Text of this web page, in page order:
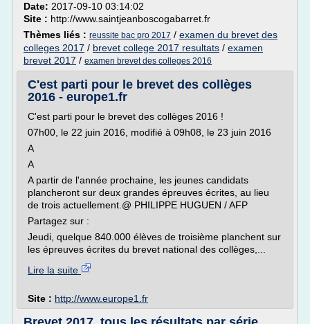
Date: 2017-09-10 03:14:02
Site : http://www.saintjeanboscogabarret.fr
Thèmes liés : reussite bac pro 2017 / examen du brevet des
colleges 2017 / brevet college 2017 resultats / examen
brevet 2017 / examen brevet des colleges 2016
C'est parti pour le brevet des collèges
2016 - europe1.fr
C'est parti pour le brevet des collèges 2016 !
07h00, le 22 juin 2016, modifié à 09h08, le 23 juin 2016
A
A
A partir de l'année prochaine, les jeunes candidats
plancheront sur deux grandes épreuves écrites, au lieu
de trois actuellement.@ PHILIPPE HUGUEN / AFP
Partagez sur :
Jeudi, quelque 840.000 élèves de troisième planchent sur
les épreuves écrites du brevet national des collèges,...
Lire la suite
Site : http://www.europe1.fr